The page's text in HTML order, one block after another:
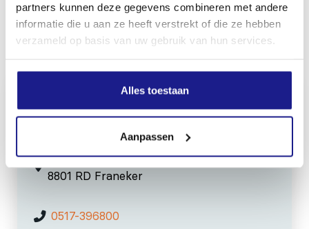
partners kunnen deze gegevens combineren met andere
informatie die u aan ze heeft verstrekt of die ze hebben
verzameld op basis van uw gebruik van hun services.
Alles toestaan
Aanpassen
Inhoud door
MECHANISATIE FRANEKER
Kiehoek 26
8801 RD Franeker
0517-396800